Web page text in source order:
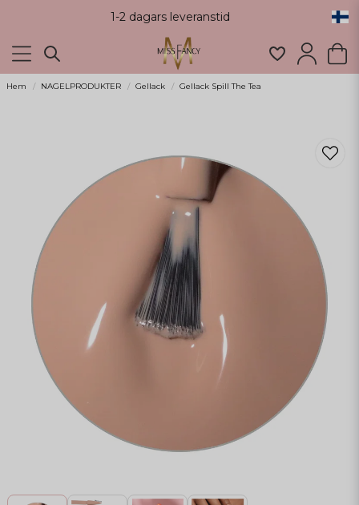
1-2 dagars leveranstid
Hem NAGELPRODUKTER Gellack Gellack Spill The Tea